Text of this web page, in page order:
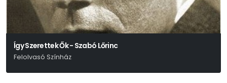
Így Szerettek Ők - Szabó Lőrinc
Felolvasó Színház